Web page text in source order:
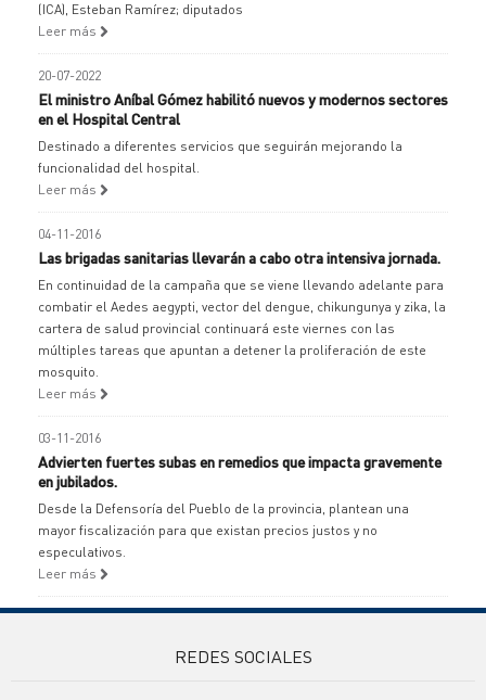
(ICA), Esteban Ramírez; diputados
Leer más
20-07-2022
El ministro Aníbal Gómez habilitó nuevos y modernos sectores
en el Hospital Central
Destinado a diferentes servicios que seguirán mejorando la
funcionalidad del hospital.
Leer más
04-11-2016
Las brigadas sanitarias llevarán a cabo otra intensiva jornada.
En continuidad de la campaña que se viene llevando adelante para
combatir el Aedes aegypti, vector del dengue, chikungunya y zika, la
cartera de salud provincial continuará este viernes con las
múltiples tareas que apuntan a detener la proliferación de este
mosquito.
Leer más
03-11-2016
Advierten fuertes subas en remedios que impacta gravemente
en jubilados.
Desde la Defensoría del Pueblo de la provincia, plantean una
mayor fiscalización para que existan precios justos y no
especulativos.
Leer más
REDES SOCIALES